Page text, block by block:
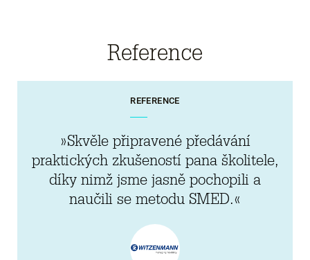
Reference
REFERENCE
»Skvěle připravené předávání
praktických zkušeností pana školitele,
díky nimž jsme jasně pochopili a
naučili se metodu SMED.«